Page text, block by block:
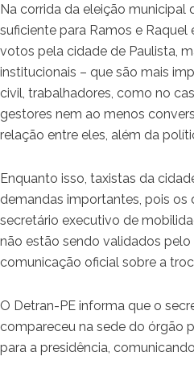
Na corrida da eleição municipal
suficiente para Ramos e
votos pela cidade de Paulista,
institucionais – que são mais
civil, trabalhadores, como no
gestores nem ao menos
relação entre eles, além da
Enquanto isso, taxistas da
demandas importantes, pois
secretário executivo de
não estão sendo validados
comunicação oficial sobre a
O Detran-PE informa que o
compareceu na sede do órgão
para a presidência,